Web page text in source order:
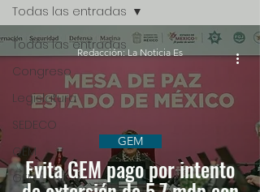
Todas las entradas
Congreso
Legislatura
SEDECO
GEM
GEM
Todas las entradas
Evita GEM pago por intento
GEM
Redacción: La Noticia Es